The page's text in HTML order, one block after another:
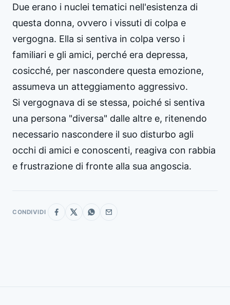
Due erano i nuclei tematici nell'esistenza di
questa donna, ovvero i vissuti di colpa e
vergogna. Ella si sentiva in colpa verso i
familiari e gli amici, perché era depressa,
cosicché, per nascondere questa emozione,
assumeva un atteggiamento aggressivo.
Si vergognava di se stessa, poiché si sentiva
una persona "diversa" dalle altre e, ritenendo
necessario nascondere il suo disturbo agli
occhi di amici e conoscenti, reagiva con rabbia
e frustrazione di fronte alla sua angoscia.
CONDIVIDI